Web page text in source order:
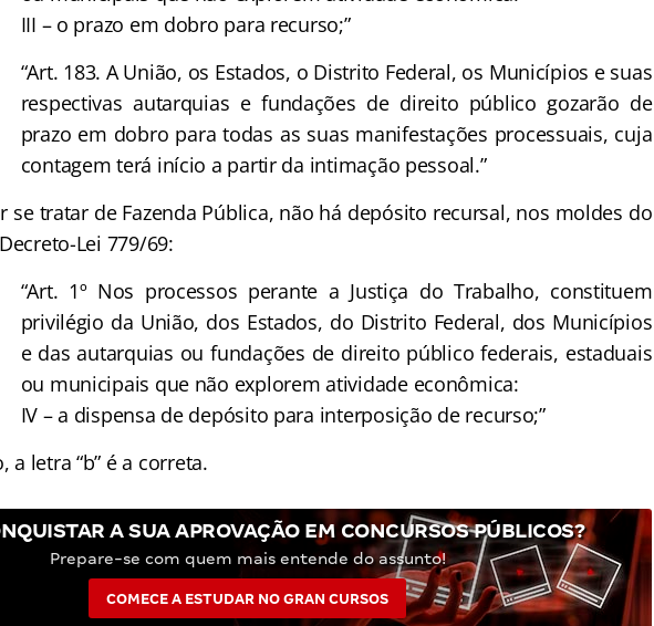
III – o prazo em dobro para recurso;”
“Art. 183. A União, os Estados, o Distrito Federal, os Municípios e suas
respectivas autarquias e fundações de direito público gozarão de
prazo em dobro para todas as suas manifestações processuais, cuja
contagem terá início a partir da intimação pessoal.”
tratar de Fazenda Pública, não há depósito recursal, nos moldes do
Lei 779/69:
“Art. 1º Nos processos perante a Justiça do Trabalho, constituem
privilégio da União, dos Estados, do Distrito Federal, dos Municípios
e das autarquias ou fundações de direito público federais, estaduais
ou municipais que não explorem atividade econômica:
IV – a dispensa de depósito para interposição de recurso;”
letra “b” é a correta.
A SUA APROVAÇÃO EM CONCURSOS PÚBLICOS?
Prepare-se com quem mais entende do assunto!
COMECE A ESTUDAR NO GRAN CURSOS